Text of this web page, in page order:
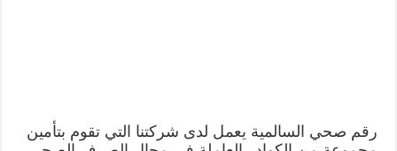
رقم صحي السالمية يعمل لدى شركتنا التي تقوم بتأمين